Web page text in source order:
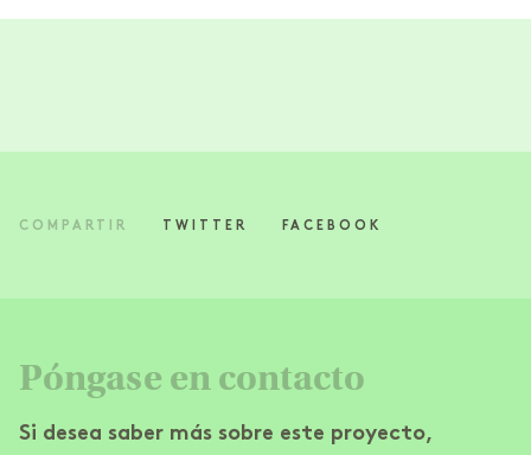
COMPARTIR TWITTER FACEBOOK
Póngase en contacto
Si desea saber más sobre este proyecto,